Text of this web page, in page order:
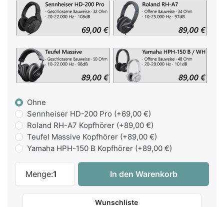
Ohne
Sennheiser HD-200 Pro (+69,00 €)
Roland RH-A7 Kopfhörer (+89,00 €)
Teufel Massive Kopfhörer (+89,00 €)
Yamaha HPH-150 B Kopfhörer (+89,00 €)
Menge:1
Yamaha NU1XA PE - Hybrid-Piano -
In den Warenkorb
Wunschliste